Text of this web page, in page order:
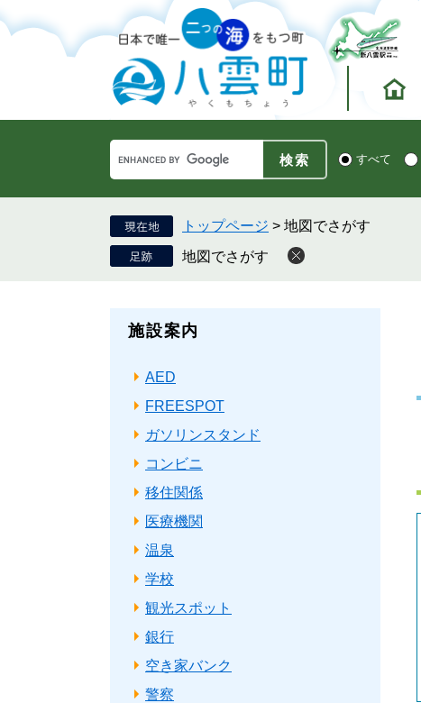
ー
で
ニ
ば
文
Google
カ
ス
タ
ム
検
検 すべて
トップページ > 地図でさがす
地図でさがす
施設案内
AED
FREESPOT
ガソリンスタンド
コンビニ
移住関係
医療機関
温泉
学校
観光スポット
銀行
空き家バンク
警察